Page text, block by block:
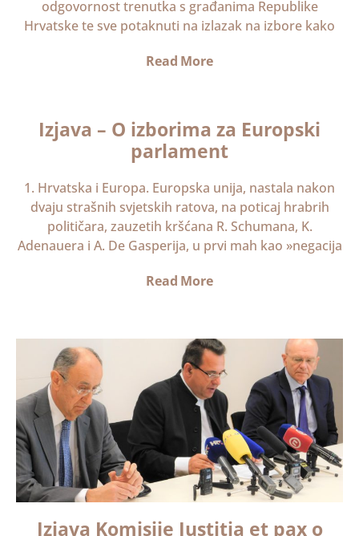
odgovornost trenutka s građanima Republike
Hrvatske te sve potaknuti na izlazak na izbore kako
Read More
Izjava – O izborima za Europski
parlament
1. Hrvatska i Europa. Europska unija, nastala nakon
dvaju strašnih svjetskih ratova, na poticaj hrabrih
političara, zauzetih kršćana R. Schumana, K.
Adenauera i A. De Gasperija, u prvi mah kao »negacija
Read More
Izjava Komisije Iustitia et pax o